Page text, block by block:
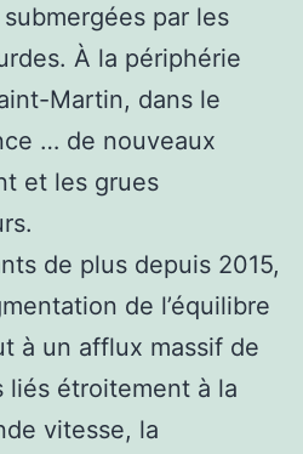
par les
À la périphérie
Martin, dans le
… de nouveaux
et les grues
de plus depuis 2015,
de l’équilibre
à un afflux massif de
liés étroitement à la
vitesse, la